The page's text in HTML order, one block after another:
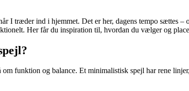
I træder ind i hjemmet. Det er her, dagens tempo sættes
Her får du inspiration til, hvordan du vælger og
funktion og balance. Et minimalistisk spejl har rene